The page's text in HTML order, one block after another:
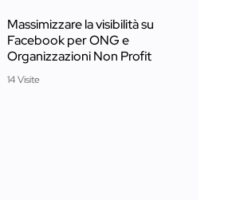
Massimizzare la visibilità su
Facebook per ONG e
Organizzazioni Non Profit
14 Visite